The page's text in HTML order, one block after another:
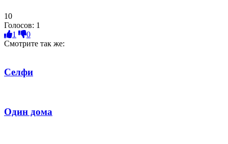
10
Голосов: 1
1
0
Смотрите так же:
Селфи
Один дома